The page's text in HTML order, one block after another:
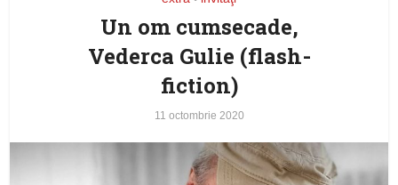
Un om cumsecade,
Vederca Gulie (flash-
fiction)
11 octombrie 2020